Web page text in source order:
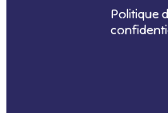
Politique